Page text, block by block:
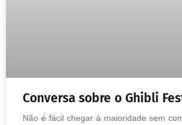
Conversa sobre o Ghibli
Não é fácil chegar à maioridade sem